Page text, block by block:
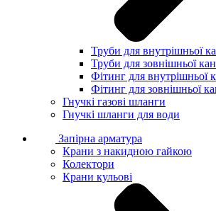
Труби для внутрішньої
Труби для зовнішньої
Фітинг для внутрішньої
Фітинг для зовнішньої
Гнучкі газові шланги
Гнучкі шланги для води
Запірна арматура
Крани з накидною гайкою
Колектори
Крани кульові